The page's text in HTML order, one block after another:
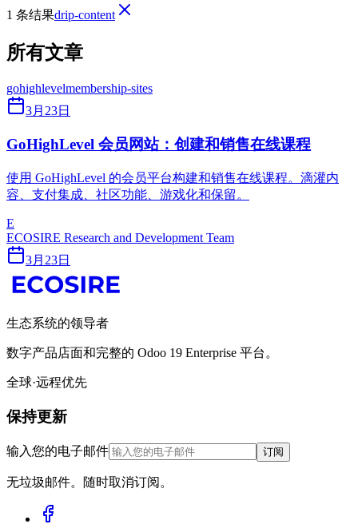
1 条结果drip-content
所有文章
gohighlevelmembership-sites
3月23日
GoHighLevel 会员网站：创建和销售在线课程
使用 GoHighLevel 的会员平台构建和销售在线课程。滴灌内
容、支付集成、社区功能、游戏化和保留。
E
ECOSIRE Research and Development Team
3月23日
生态系统的领导者
数字产品店面和完整的 Odoo 19 Enterprise 平台。
全球·远程优先
保持更新
输入您的电子邮件 订阅
无垃圾邮件。随时取消订阅。